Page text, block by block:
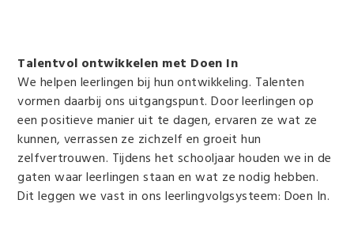
Talentvol ontwikkelen met Doen In
We helpen leerlingen bij hun ontwikkeling. Talenten
vormen daarbij ons uitgangspunt. Door leerlingen op
een positieve manier uit te dagen, ervaren ze wat ze
kunnen, verrassen ze zichzelf en groeit hun
zelfvertrouwen. Tijdens het schooljaar houden we in de
gaten waar leerlingen staan en wat ze nodig hebben.
Dit leggen we vast in ons leerlingvolgsysteem: Doen In.